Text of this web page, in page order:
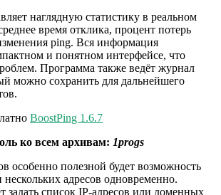
наглядную статистику в реальном
время отклика, процент потерь
ping. Вся информация
и понятном интерфейсе, что
Программа также ведёт журнал
можно сохранить для дальнейшего
BoostPing 1.6.7
ко всем архивам: 1progs
особенно полезной будет возможность
адресов одновременно.
задать список IP-адресов или доменных